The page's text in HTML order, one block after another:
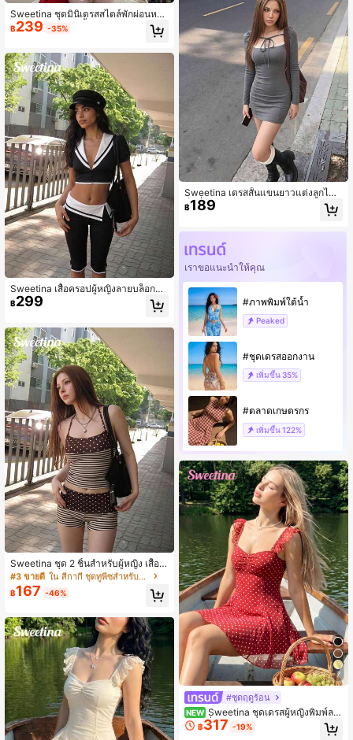
Sweetina ชุดมินิเดรสสไตล์พักผ่อนหรูห
รา ชายกระโปรงพริ้วไหว สายไขว้ไหล่
฿239 -35%
Sweetina เสื้อครอปผู้หญิงลายบล็อกสี
ลำลอง ใส่ได้หลากหลาย สำหรับใส่ประ
จำวัน
฿299
Sweetina ชุด 2 ชิ้นสำหรับผู้หญิง เสื้อก
ล้ามคอฮอลเตอร์ลายจุดและลายทางสีบ
ล็อก ทรงสลิมฟิต พร้อมกางเกงขาสั้นเอว
พับ
#3 ขายดี
ใน สีกากี ชุดทูพีซสำหรับผู้หญิง
เหลือแค่8ชิ้น
#3 ขายดี
ใน สีกากี ชุดทูพีซสำหรับผู้หญิง
เหลือแค่8ชิ้น
#3 ขายดี
ใน สีกากี ชุดทูพีซสำหรับผู้หญิง
เหลือแค่8ชิ้น
เหลือแค่8ชิ้น
฿167 -46%
Sweetina เดรสสั้นแขนยาวแต่งลูกไม้เ
ซ็กซี่
฿189
เราขอแนะนำให้คุณ
#ภาพพิมพ์ใต้น้ำ
Peaked
#ชุดเดรสออกงาน
เพิ่มขึ้น 35%
#ตลาดเกษตรกร
เพิ่มขึ้น 122%
7
#ชุดฤดูร้อน
NEW Sweetina ชุดเดรสผู้หญิงพิมพ์ลา
ยจุดฝรั่งเศส จีบระบายชาย
฿317 -19%